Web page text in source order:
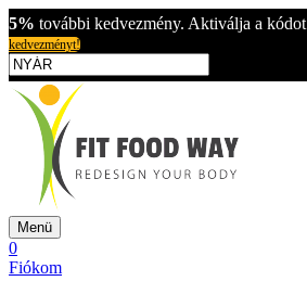
5% további kedvezmény. Aktiválja a kódot
kedvezményt!
Menü
0
Fiókom